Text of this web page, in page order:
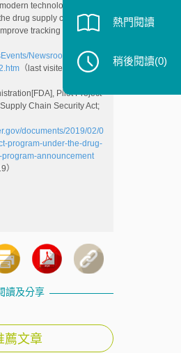
technologies for
drug supply chain
tracking and tracing
Newsroom/PressAn
（last visited Mar. 18,
Pilot Project
Chain Security Act;
documents/2019/02/0
program-under-the-drug-
announcement
）
讀及分享
薦文章
熱門閱讀
稍後閱讀(0)